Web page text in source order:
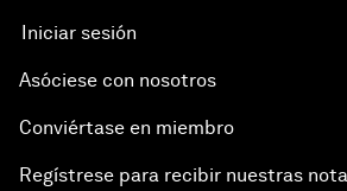
Iniciar sesión
Asóciese con nosotros
Conviértase en miembro
Regístrese para recibir nuestras